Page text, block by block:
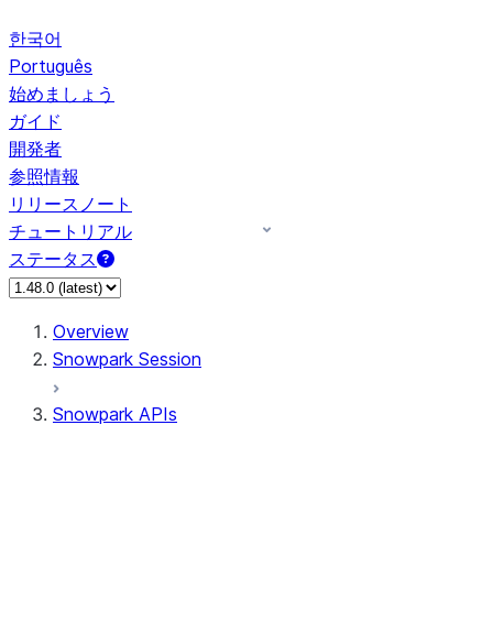
한국어
Português
始めましょう
ガイド
開発者
参照情報
リリースノート
チュートリアル
ステータス
Overview
Snowpark Session
Snowpark APIs